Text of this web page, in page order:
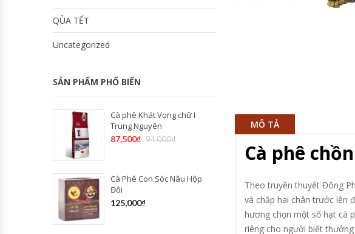
MÔ TẢ
Cà phê
Theo truyền thuyết Đông
và chắp hai chân trước lên
hương chọn một số hạt cà
riêng cho người biết
QÙA TẾT
Uncategorized
SẢN PHẨM PHỔ BIẾN
Cà phê Khát Vọng chữ I
Trung Nguyên
94,000₫
87,500₫
Cà Phê Con Sóc Nâu Hộp
Đôi
125,000₫